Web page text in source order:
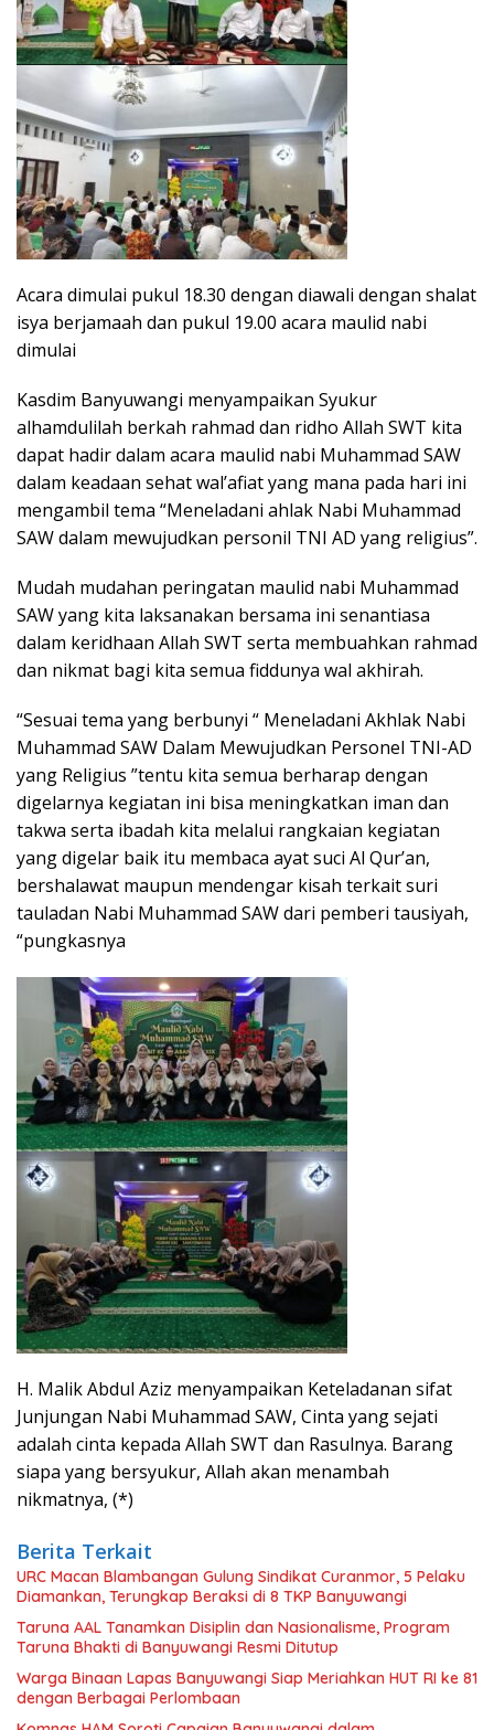
Acara dimulai pukul 18.30 dengan diawali dengan shalat
isya berjamaah dan pukul 19.00 acara maulid nabi
dimulai
Kasdim Banyuwangi menyampaikan Syukur
alhamdulilah berkah rahmad dan ridho Allah SWT kita
dapat hadir dalam acara maulid nabi Muhammad SAW
dalam keadaan sehat wal’afiat yang mana pada hari ini
mengambil tema “Meneladani ahlak Nabi Muhammad
SAW dalam mewujudkan personil TNI AD yang religius”.
Mudah mudahan peringatan maulid nabi Muhammad
SAW yang kita laksanakan bersama ini senantiasa
dalam keridhaan Allah SWT serta membuahkan rahmad
dan nikmat bagi kita semua fiddunya wal akhirah.
“Sesuai tema yang berbunyi “ Meneladani Akhlak Nabi
Muhammad SAW Dalam Mewujudkan Personel TNI-AD
yang Religius ”tentu kita semua berharap dengan
digelarnya kegiatan ini bisa meningkatkan iman dan
takwa serta ibadah kita melalui rangkaian kegiatan
yang digelar baik itu membaca ayat suci Al Qur’an,
bershalawat maupun mendengar kisah terkait suri
tauladan Nabi Muhammad SAW dari pemberi tausiyah,
“pungkasnya
H. Malik Abdul Aziz menyampaikan Keteladanan sifat
Junjungan Nabi Muhammad SAW, Cinta yang sejati
adalah cinta kepada Allah SWT dan Rasulnya. Barang
siapa yang bersyukur, Allah akan menambah
nikmatnya, (*)
Berita Terkait
URC Macan Blambangan Gulung Sindikat Curanmor, 5 Pelaku
Diamankan, Terungkap Beraksi di 8 TKP Banyuwangi
Taruna AAL Tanamkan Disiplin dan Nasionalisme, Program
Taruna Bhakti di Banyuwangi Resmi Ditutup
Warga Binaan Lapas Banyuwangi Siap Meriahkan HUT RI ke 81
dengan Berbagai Perlombaan